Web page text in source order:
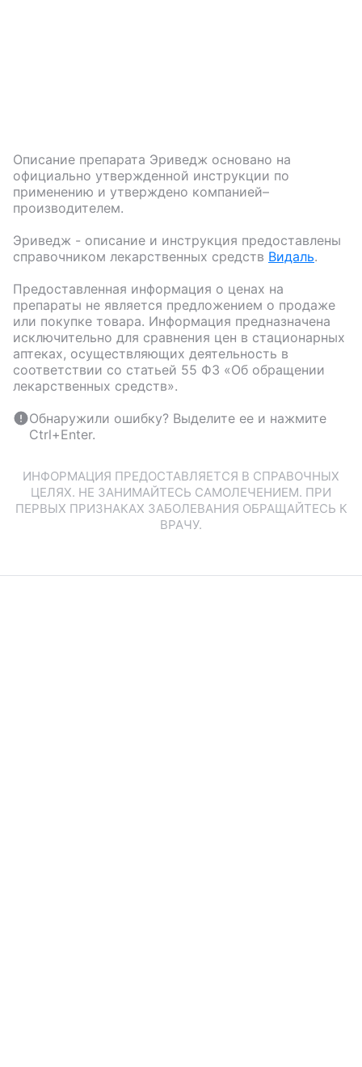
Описание препарата Эриведж основано на
официально утвержденной инструкции по
применению и утверждено компанией–
производителем.
Эриведж - описание и инструкция предоставлены
справочником лекарственных средств Видаль.
Предоставленная информация о ценах на
препараты не является предложением о продаже
или покупке товара. Информация предназначена
исключительно для сравнения цен в стационарных
аптеках, осуществляющих деятельность в
соответствии со статьей 55 ФЗ «Об обращении
лекарственных средств».
Обнаружили ошибку? Выделите ее и нажмите
Ctrl+Enter.
ИНФОРМАЦИЯ ПРЕДОСТАВЛЯЕТСЯ В СПРАВОЧНЫХ
ЦЕЛЯХ. НЕ ЗАНИМАЙТЕСЬ САМОЛЕЧЕНИЕМ. ПРИ
ПЕРВЫХ ПРИЗНАКАХ ЗАБОЛЕВАНИЯ ОБРАЩАЙТЕСЬ К
ВРАЧУ.